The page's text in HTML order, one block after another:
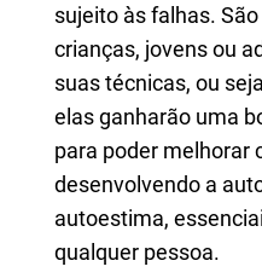
sujeito às falhas.
crianças, jovens ou
suas técnicas, ou
elas ganharão uma
para poder melhorar
desenvolvendo a
autoestima,
qualquer pessoa.